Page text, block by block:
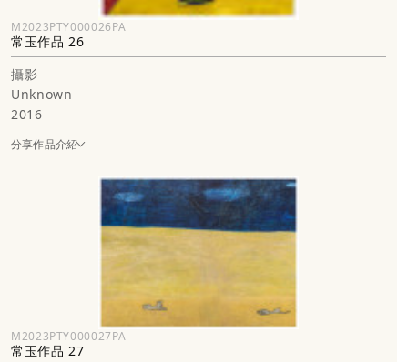
M2023PTY000026PA
常玉作品 26
攝影
Unknown
2016
分享作品介紹
M2023PTY000027PA
常玉作品 27